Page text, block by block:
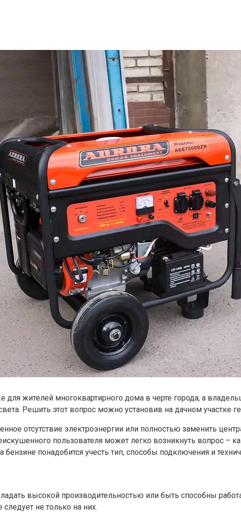
жителей многоквартирного дома в черте города, а
Решить этот вопрос можно установив на дачном участке
отсутствие электроэнергии или полностью заменить
пользователя может легко возникнуть вопрос –
понадобится учесть тип, способы подключения и
высокой производительностью или быть способны
не только на них.